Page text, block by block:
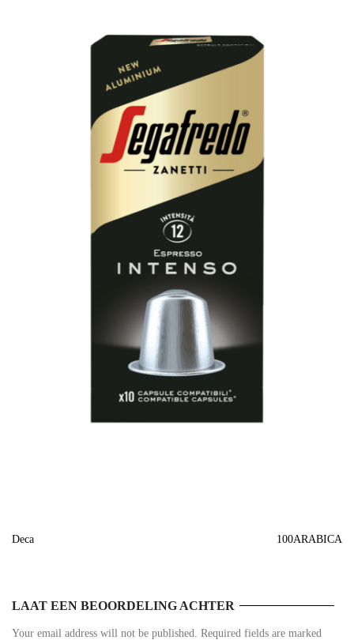
Deca 100ARABICA
LAAT EEN BEOORDELING ACHTER
Your email address will not be published. Required fields are marked